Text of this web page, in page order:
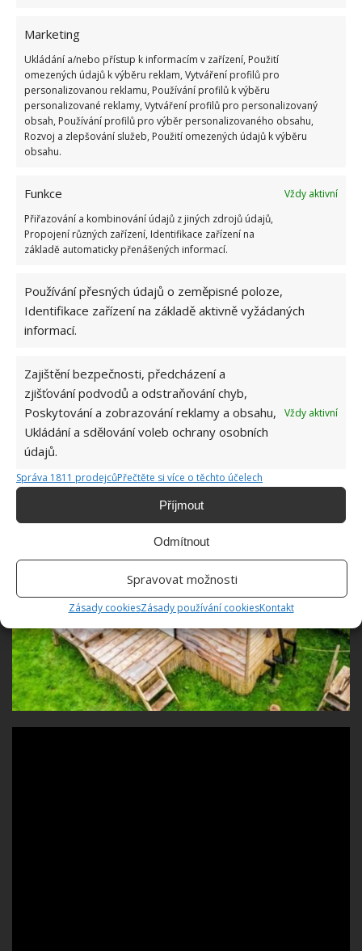
Marketing
Ukládání a/nebo přístup k informacím v zařízení, Použití
omezených údajů k výběru reklam, Vytváření profilů pro
personalizovanou reklamu, Používání profilů k výběru
personalizované reklamy, Vytváření profilů pro personalizovaný
obsah, Používání profilů pro výběr personalizovaného obsahu,
Rozvoj a zlepšování služeb, Použití omezených údajů k výběru
obsahu.
Funkce
Vždy aktivní
Přiřazování a kombinování údajů z jiných zdrojů údajů,
Propojení různých zařízení, Identifikace zařízení na
základě automaticky přenášených informací.
Používání přesných údajů o zeměpisné poloze,
Identifikace zařízení na základě aktivně vyžádaných
informací.
Zajištění bezpečnosti, předcházení a
zjišťování podvodů a odstraňování chyb,
Poskytování a zobrazování reklamy a obsahu,
Ukládání a sdělování voleb ochrany osobních
údajů.
Vždy aktivní
Správa 1811 prodejcůPřečtěte si více o těchto účelech
Příjmout
Odmítnout
Spravovat možnosti
Zásady cookiesZásady používání cookiesKontakt
Neuvěřitelně levný domek
obývací část s pohovkou a televizí, kuchyňský kout a
malá koupelna se sprchou. V horním patře, do
kterého je přístup prostřednictvím dřevěného
velkým oknům se mobilní domek zdá být vizuálně
prostornější a působí světlým dojmem. Před domem
si Tom vytvořil otevřenou terasu se zahradním
vlastně celá stavba domku mladého šikovného
studenta přišla, tak věřte, že to bylo pouze šest tisíc
liber.